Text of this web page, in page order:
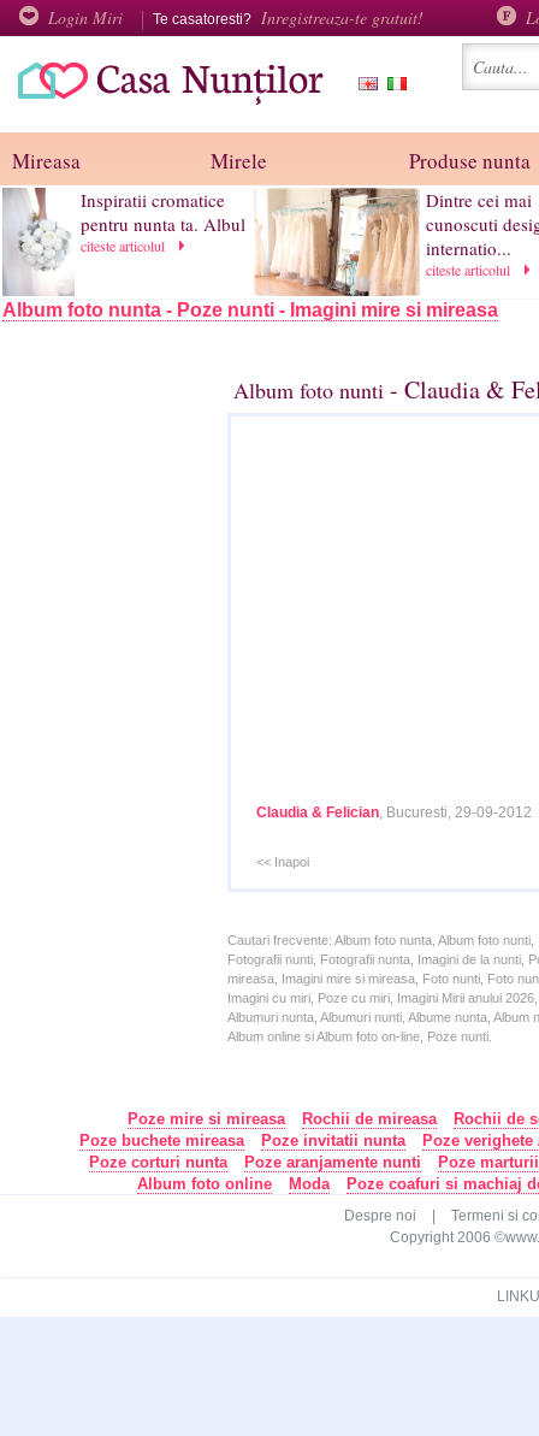
Login Miri Te casatoresti? Inregistreaza-te gratuit!
Mireasa Mirele Produse nunta
Inspiratii cromatice
pentru nunta ta. Albul
citeste articolul
Dintre cei mai
cunoscuti
internatio...
citeste articolul
Album foto nunta - Poze nunti - Imagini mire si mireasa
Album foto nunti - Claudia &
Claudia & Felician, Bucuresti, 29-09-2012
<< Inapoi
Cautari frecvente: Album foto nunta, Album foto
Fotografii nunti, Fotografii nunta, Imagini de la nunti,
mireasa, Imagini mire si mireasa, Foto nunti, Foto
Imagini cu miri, Poze cu miri, Imagini Mirii anului
Albumuri nunta, Albumuri nunti, Albume nunta,
Album online si Album foto on-line, Poze nunti.
Poze mire si mireasa Rochii de mireasa
Rochii de
Poze buchete mireasa
Poze invitatii nunta
Poze
Poze corturi nunta
Poze aranjamente nunti
Poze
Album foto online
Moda Poze coafuri si machiaj
Despre noi
Termeni si
Copyright 2006